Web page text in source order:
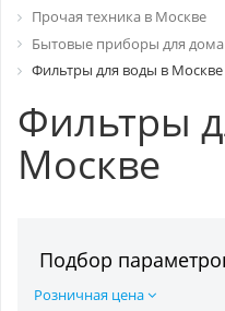
Прочая техника в Москве
Бытовые приборы для
Фильтры для воды в Москве
Фильтры
Москве
Подбор
Розничная цена